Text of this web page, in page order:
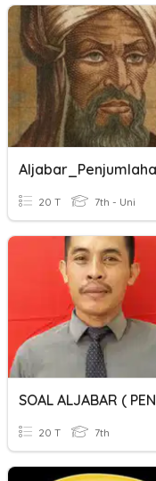
20 T 7th - Uni
20 T 7th